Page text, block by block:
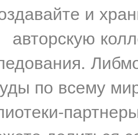
и
авторскую
по всему